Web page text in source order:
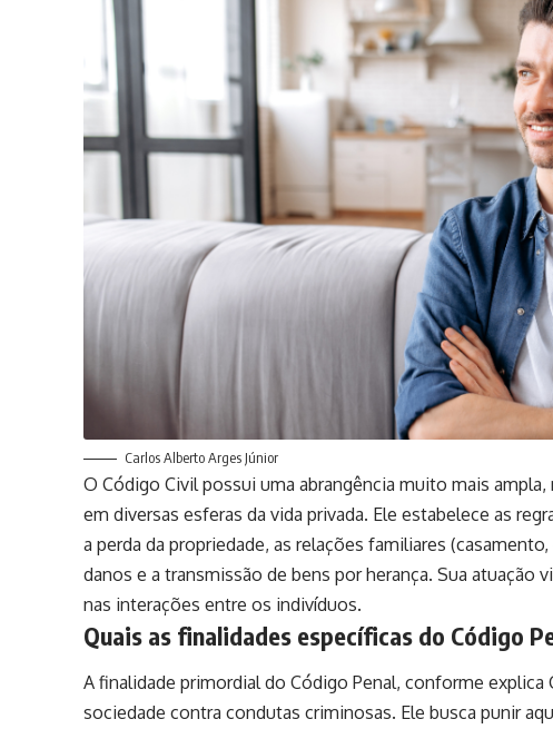
Carlos Alberto Arges Júnior
O Código Civil possui uma abrangência muito mais
em diversas esferas da vida privada. Ele estabelece as
a perda da propriedade, as relações familiares
danos e a transmissão de bens por herança. Sua atuação
nas interações entre os indivíduos.
Quais as finalidades específicas do Código
A finalidade primordial do Código Penal, conforme explica
sociedade contra condutas criminosas. Ele busca punir